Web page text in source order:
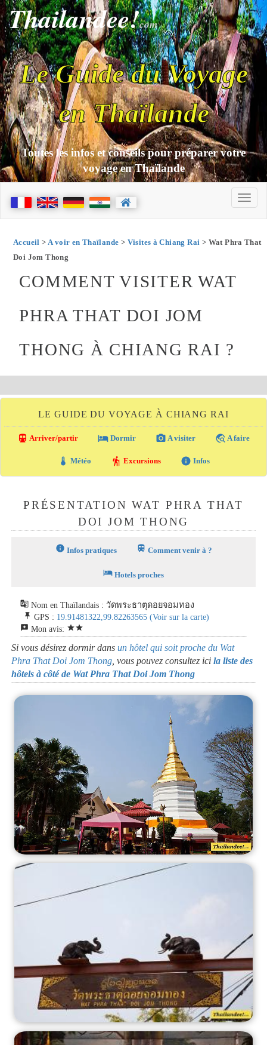
Thailandee!com
Le Guide du Voyage
en Thaïlande
Toutes les infos et conseils pour préparer votre
voyage en Thaïlande
Accueil > A voir en Thaïlande > Visites à Chiang Rai > Wat Phra That
Doi Jom Thong
COMMENT VISITER WAT
PHRA THAT DOI JOM
THONG À CHIANG RAI ?
LE GUIDE DU VOYAGE À CHIANG RAI
directions_transit Arriver/partir local_hotel Dormir photo_camera A visiter travel_explore A faire
thermostat Météo hiking Excursions info Infos
PRÉSENTATION WAT PHRA THAT
DOI JOM THONG
info Infos pratiques train Comment venir à ?
hotel Hotels proches
g_translate Nom en Thaïlandais : วัดพระธาตุดอยจอมทอง
push_pin GPS : 19.91481322,99.82263565 (Voir sur la carte)
reviews Mon avis: starstar
Si vous désirez dormir dansun hôtel qui soit proche du Wat
Phra That Doi Jom Thong , vous pouvez consultez icila liste des
hôtels à côté de Wat Phra That Doi Jom Thong